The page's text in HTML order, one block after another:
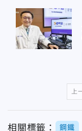
上
相關標籤： 鋼鐵